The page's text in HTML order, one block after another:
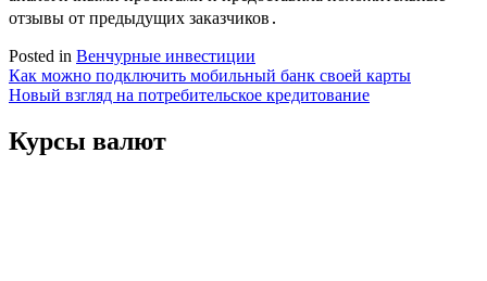
отзывы от предыдущих заказчиков․
Posted in Венчурные инвестиции
Навигация
по
записям
Как можно подключить мобильный банк своей карты
Новый взгляд на потребительское кредитование
Курсы валют